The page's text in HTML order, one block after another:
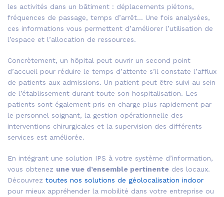
les activités dans un bâtiment : déplacements piétons,
fréquences de passage, temps d’arrêt… Une fois analysées,
ces informations vous permettent d’améliorer l’utilisation de
l’espace et l’allocation de ressources.
Concrètement, un hôpital peut ouvrir un second point
d’accueil pour réduire le temps d’attente s’il constate l’afflux
de patients aux admissions. Un patient peut être suivi au sein
de l’établissement durant toute son hospitalisation. Les
patients sont également pris en charge plus rapidement par
le personnel soignant, la gestion opérationnelle des
interventions chirurgicales et la supervision des différents
services est améliorée.
En intégrant une solution IPS à votre système d’information,
vous obtenez une vue d’ensemble pertinente des locaux.
Découvrez toutes nos solutions de géolocalisation indoor
pour mieux appréhender la mobilité dans votre entreprise ou